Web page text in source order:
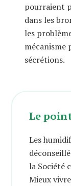
pourraient
dans les
les
mécanisme
sécrétions.
Le
Les
la Société
Mieux